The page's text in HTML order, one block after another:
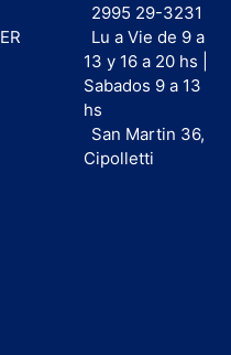
2995 29-3231
Lu a Vie de 9 a
13 y 16 a 20 hs |
Sabados 9 a 13
hs
San Martin 36,
Cipolletti